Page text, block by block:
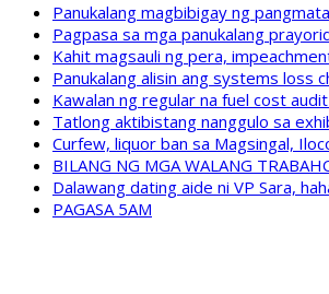
Panukalang magbibigay ng
Pagpasa sa mga panukalang
Kahit magsauli ng pera,
Panukalang alisin ang systems loss
Kawalan ng regular na fuel cost
Tatlong aktibistang nanggulo sa
Curfew, liquor ban sa Magsingal,
BILANG NG MGA WALANG
Dalawang dating aide ni VP Sara,
PAGASA 5AM